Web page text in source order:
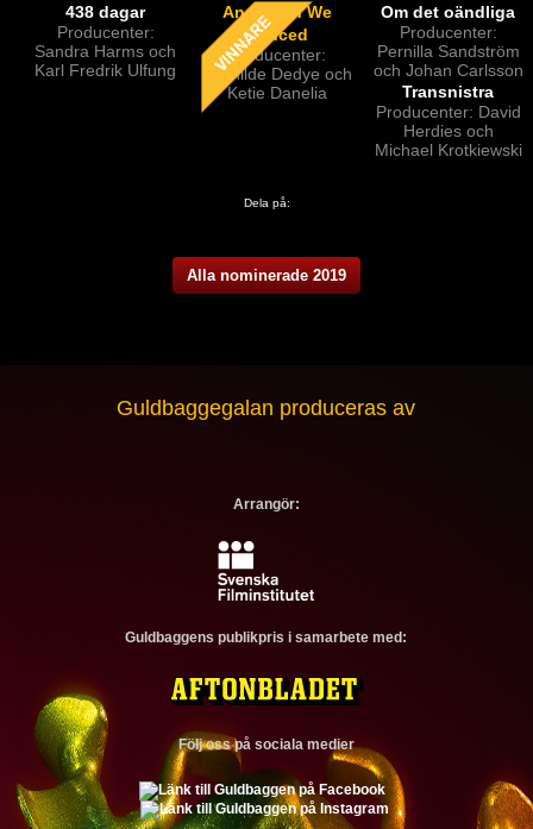
438 dagar
Producenter:
Sandra Harms och
Karl Fredrik Ulfung
And Then We
Danced
Producenter:
Mathilde Dedye och
Ketie Danelia
Om det oändliga
Producenter:
Pernilla Sandström
och Johan Carlsson
Transnistra
Producenter: David
Herdies och
Michael Krotkiewski
Dela på:
Alla nominerade 2019
Guldbaggegalan produceras av
Arrangör:
Guldbaggens publikpris i samarbete med:
Följ oss på sociala medier